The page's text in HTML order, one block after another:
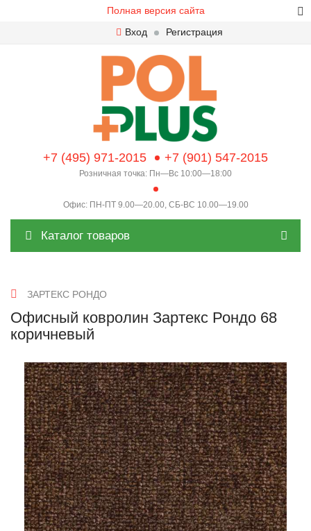
Полная версия сайта
Вход
Регистрация
+7 (495) 971-2015 +7 (901) 547-2015
Розничная точка: Пн—Вс 10:00—18:00
Офис: ПН-ПТ 9.00—20.00, СБ-ВС 10.00—19.00
Каталог товаров
ЗАРТЕКС РОНДО
Офисный ковролин Зартекс Рондо 68
коричневый